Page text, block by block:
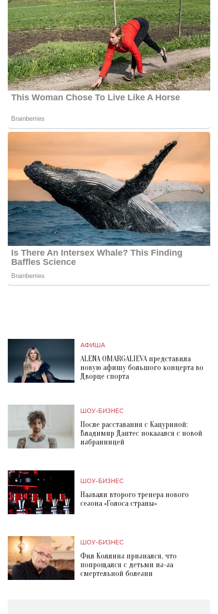
АФИША
ALENA OMARGALIEVA представила
новую афишу большого концерта во
Дворце спорта
ШОУ-БИЗНЕС
После расставания с Кацуриной:
Владимир Дантес показался с новой
избранницей
ШОУ-БИЗНЕС
Назвали второго тренера нового
сезона «Голоса страны»
ШОУ-БИЗНЕС
Фил Коллинз признался, что
попрощался с детьми из-за
смертельной болезни